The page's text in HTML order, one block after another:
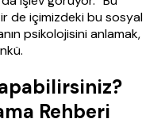
de içimizdeki bu sosyal
psikolojisini anlamak,
Rehberi